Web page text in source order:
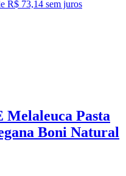
R$ 73,14 sem juros
Melaleuca Pasta
Boni Natural